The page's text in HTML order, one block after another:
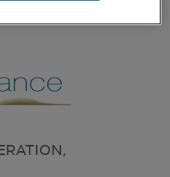
monde